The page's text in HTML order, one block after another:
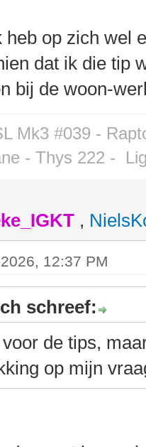
heb op zich wel
dat ik die tip
bij de woon-
Mk3 #039 -
- Thys 222 -
,
12:37 PM
schreef:
de tips,
op mijn